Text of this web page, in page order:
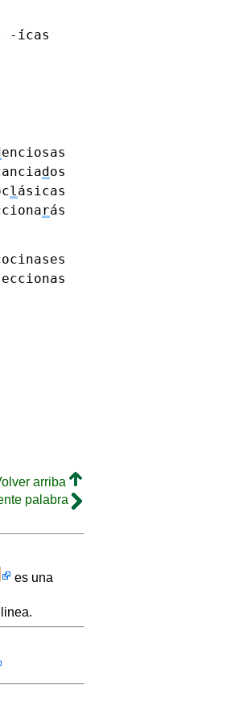
-́icas
enciosas
dos
lásicas
rás
arriba
palabra
es una